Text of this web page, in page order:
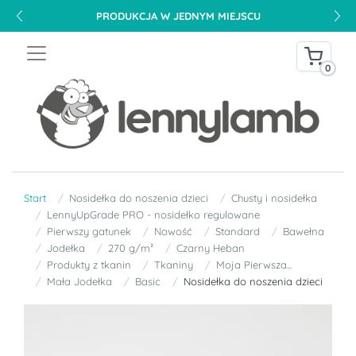
DARMOWA DOSTAWA NA TERENIE POLSKI OD 240 PLN
0
Start Nosidełka do noszenia dzieci
Chusty i nosidełka
LennyUpGrade PRO - nosidełko regulowane
Pierwszy gatunek
Nowość Standard
Bawełna
Jodełka
270 g/m²
Czarny Heban
Produkty z tkanin
Tkaniny
Moja Pierwsza...
Mała Jodełka
Basic Nosidełka do noszenia dzieci